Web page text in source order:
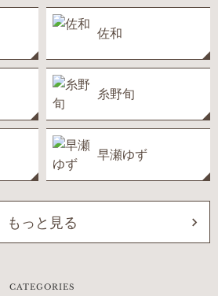
佐和
糸野旬
早瀬ゆず
もっと見る
CATEGORIES